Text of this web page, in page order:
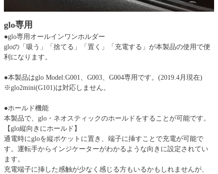
glo専用
●glo専用オールインワンホルダー
gloの「吸う」「捨てる」「置く」「充電する」が本製品の使用で便
利になります。
●本製品はglo Model:G001、G003、G004専用です。(2019.4月現在)
※glo2mini(G101)は対応しません。
●ホールド機能
本製品で、glo・ネオスティックのホールドをすることが可能です。
【glo縦向きにホールド】
通電時にgloを縦ポケットに置き、端子に挿すことで充電が可能で
す。運転手からインジケーターがわかるような向きに設定されてい
ます。
充電端子に挿した感触が少なく感じる方もいるかもしれませんが、